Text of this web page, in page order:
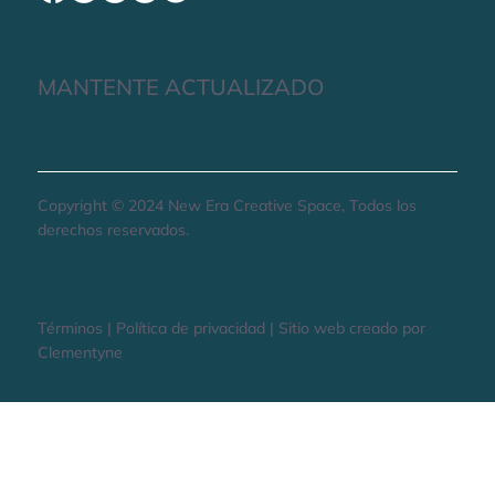
MANTENTE ACTUALIZADO
Copyright © 2024 New Era Creative Space, Todos los
derechos reservados.
Términos | Política de privacidad | Sitio web creado por
Clementyne